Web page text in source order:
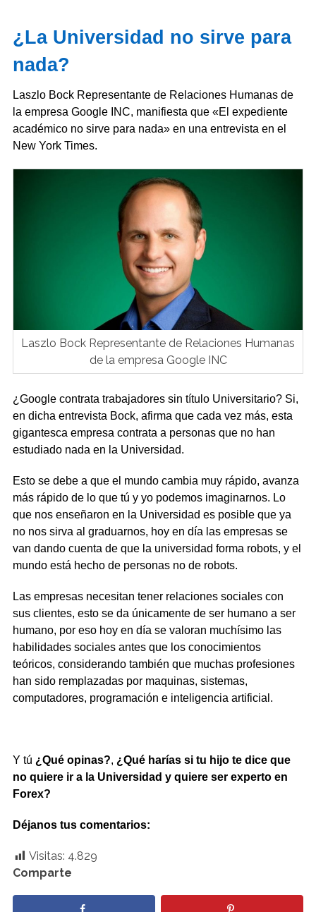
¿La Universidad no sirve para
nada?
Laszlo Bock Representante de Relaciones Humanas de
la empresa Google INC, manifiesta que «El expediente
académico no sirve para nada» en una entrevista en el
New York Times.
Laszlo Bock Representante de Relaciones Humanas
de la empresa Google INC
¿Google contrata trabajadores sin título Universitario? Si,
en dicha entrevista Bock, afirma que cada vez más, esta
gigantesca empresa contrata a personas que no han
estudiado nada en la Universidad.
Esto se debe a que el mundo cambia muy rápido, avanza
más rápido de lo que tú y yo podemos imaginarnos. Lo
que nos enseñaron en la Universidad es posible que ya
no nos sirva al graduarnos, hoy en día las empresas se
van dando cuenta de que la universidad forma robots, y el
mundo está hecho de personas no de robots.
Las empresas necesitan tener relaciones sociales con
sus clientes, esto se da únicamente de ser humano a ser
humano, por eso hoy en día se valoran muchísimo las
habilidades sociales antes que los conocimientos
teóricos, considerando también que muchas profesiones
han sido remplazadas por maquinas, sistemas,
computadores, programación e inteligencia artificial.
Y tú ¿Qué opinas?, ¿Qué harías si tu hijo te dice que
no quiere ir a la Universidad y quiere ser experto en
Forex?
Déjanos tus comentarios:
Visitas: 4.829
Comparte